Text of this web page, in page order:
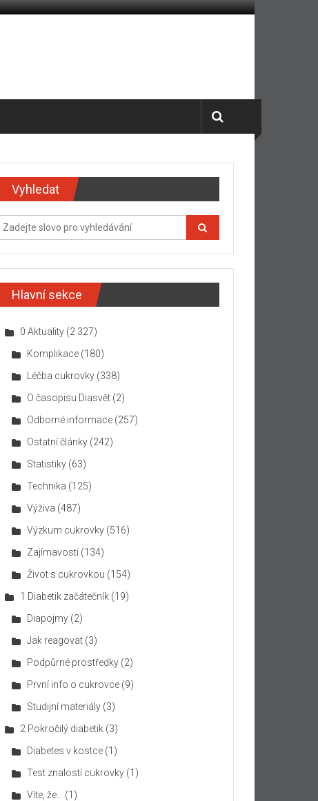
Vyhledat
Hlavní sekce
0 Aktuality (2 327)
Komplikace (180)
Léčba cukrovky (338)
O časopisu Diasvět (2)
Odborné informace (257)
Ostatní články (242)
Statistiky (63)
Technika (125)
Výživa (487)
Výzkum cukrovky (516)
Zajímavosti (134)
Život s cukrovkou (154)
1 Diabetik začátečník (19)
Diapojmy (2)
Jak reagovat (3)
Podpůrné prostředky (2)
První info o cukrovce (9)
Studijní materiály (3)
2 Pokročilý diabetik (3)
Diabetes v kostce (1)
Test znalostí cukrovky (1)
Víte, že…
(1)